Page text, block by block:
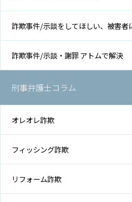
詐欺事件/示談をしてほしい、被害者
詐欺事件/示談・謝罪 アトムで解決
刑事弁護士コラム
オレオレ詐欺
フィッシング詐欺
リフォーム詐欺